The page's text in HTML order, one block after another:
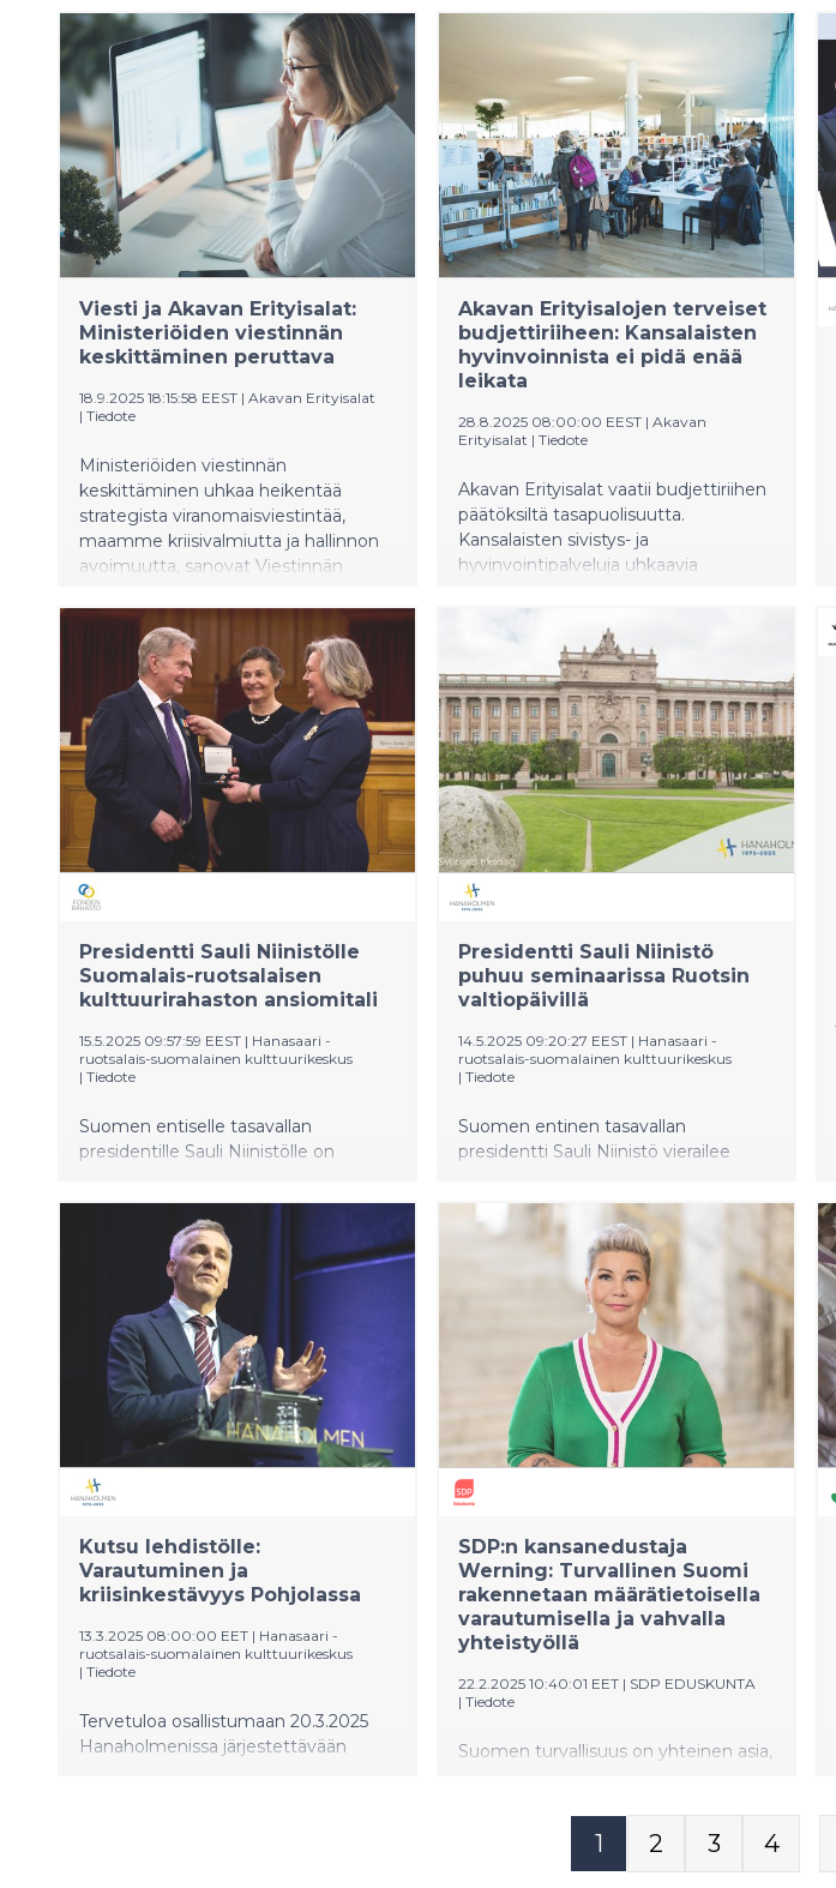
Samalla päätettiin eduskunnan
budjettilisäyksistä, joissa Ruotsalainen
eduskuntaryhmä onnistui
kohdentamaan tukea useisiin
Varsinais-Suomelle tärkeisiin
hankkeisiin. Tämä ilahduttaa
kansanedustaja, RKP:n
varapuheenjohtaja, Sandra
Bergqvistiä.
Pohjoismaiden ja Baltian
kulttuuriperintövalmiuden ohjelman.
Hanaholmen Heritage - The Nordic-
Baltic Cooperation for Cultural
Heritage and Preparedness -ohjelma
kokoaa yhteen asiantuntijoita useista
maista ja koostuu koulutusosiosta ja
korkean tason foorumista, jotka
molemmat järjestetään toukokuussa
2026.
Viesti ja Akavan Erityisalat:
Ministeriöiden viestinnän
keskittäminen peruttava
18.9.2025 18:15:58 EEST | Akavan Erityisalat
| Tiedote
Ministeriöiden viestinnän
keskittäminen uhkaa heikentää
strategista viranomaisviestintää,
maamme kriisivalmiutta ja hallinnon
avoimuutta, sanovat Viestinnän
Viesti ry ja sen kattojärjestö Akavan
Erityisalat kannanotossaan.
Akavan Erityisalojen terveiset
budjettiriiheen: Kansalaisten
hyvinvoinnista ei pidä enää
leikata
28.8.2025 08:00:00 EEST | Akavan
Erityisalat | Tiedote
Akavan Erityisalat vaatii budjettiriihen
päätöksiltä tasapuolisuutta.
Kansalaisten sivistys- ja
hyvinvointipalveluja uhkaavia
sijaan on aika puuttua pysähtynyttä
yritystoimintaa säilyttäviin tukiin ja
kaikkein hyvätuloisimpien
verohelpotuksiin. Tämä olisi
oikeudenmukainen,
tulevaisuudenuskoa ja myös kasvua
rakentava suunta. Ilman hyvinvointia
ei synny kestävää kasvua.
Presidentti Sauli Niinistölle
Suomalais-ruotsalaisen
kulttuurirahaston ansiomitali
15.5.2025 09:57:59 EEST | Hanasaari -
ruotsalais-suomalainen kulttuurikeskus
| Tiedote
Suomen entiselle tasavallan
presidentille Sauli Niinistölle on
kulttuurirahaston ansiomitali. Mitali
luovutettiin eilen Ruotsin valtiopäivillä
järjestetyn EU:n siviili- ja
puolustusvalmiutta koskevan
seminaarin yhteydessä.
Presidentti Sauli Niinistö
puhuu seminaarissa Ruotsin
valtiopäivillä
14.5.2025 09:20:27 EEST | Hanasaari -
ruotsalais-suomalainen kulttuurikeskus
| Tiedote
Suomen entinen tasavallan
presidentti Sauli Niinistö vierailee
salissa tänään 14.5. klo 9.30 paikallista
aikaa esittelemässä
kriisivalmiusraporttinsa Safer
together: Strengthening Europe's
Civilian and Military Preparedness and
Readiness. Seminaaria voi seurata
Kutsu lehdistölle:
Varautuminen ja
kriisinkestävyys Pohjolassa
13.3.2025 08:00:00 EET | Hanasaari -
ruotsalais-suomalainen kulttuurikeskus
| Tiedote
Tervetuloa osallistumaan 20.3.2025
Hanaholmenissa järjestettävään
SDP:n kansanedustaja
Werning: Turvallinen Suomi
rakennetaan määrätietoisella
varautumisella ja vahvalla
yhteistyöllä
22.2.2025 10:40:01 EET | SDP EDUSKUNTA
| Tiedote
Suomen turvallisuus on yhteinen asia,
muuttuva maailmantilanne ja viime
vuosien kriisit ja häiriötilanteet ovat
1 2 3 4